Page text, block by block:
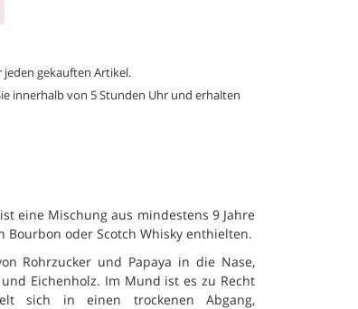
jeden gekauften Artikel.
innerhalb von 5 Stunden Uhr und erhalten
eine Mischung aus mindestens 9 Jahre
Bourbon oder Scotch Whisky enthielten.
Rohrzucker und Papaya in die Nase,
Eichenholz. Im Mund ist es zu Recht
sich in einen trockenen Abgang,